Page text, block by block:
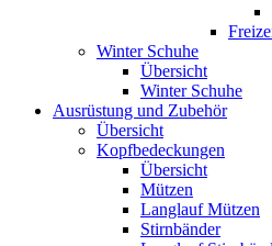
Winter Schuhe
Übersicht
Winter Schuhe
Ausrüstung und Zubehör
Übersicht
Kopfbedeckungen
Übersicht
Mützen
Langlauf Mützen
Stirnbänder